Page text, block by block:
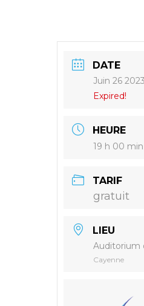
DATE
Juin 26 2023
Expired!
HEURE
19 h 00 min
TARIF
gratuit
LIEU
Auditorium
Cayenne